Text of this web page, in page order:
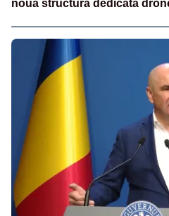
nouă structură dedicată